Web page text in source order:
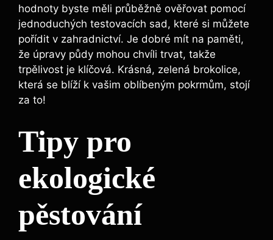
hodnoty ⁤byste ⁢měli průběžně ​ověřovat pomocí
jednoduchých testovacích sad, které si můžete
pořídit ‌v ​zahradnictví. Je dobré mít⁤ na paměti,
že úpravy půdy mohou chvíli trvat, ​takže
trpělivost​ je klíčová. Krásná, zelená⁤ brokolice,
‌která se blíží k vašim oblíbeným pokrmům, stojí
za to!
Tipy ⁢pro
⁤ekologické
pěstování